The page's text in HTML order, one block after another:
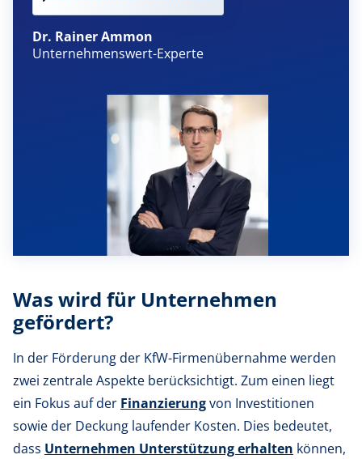
Dr. Rainer Ammon
Unternehmenswert-Experte
Was wird für Unternehmen
gefördert?
In der Förderung der KfW-Firmenübernahme werden
zwei zentrale Aspekte berücksichtigt. Zum einen liegt
ein Fokus auf der Finanzierungvon Investitionen
sowie der Deckung laufender Kosten. Dies bedeutet,
dass Unternehmen Unterstützung erhalten können,